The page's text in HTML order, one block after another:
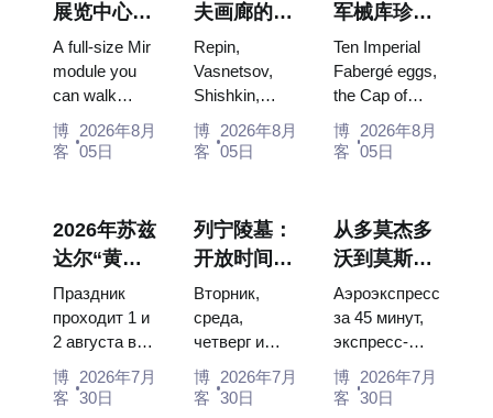
展览中心
“宇宙馆”：
俄罗斯最大
的太空展览
馆内景
A full-size Mir
module you
can walk
through, the
Energia–
descent
capsules and
120 pieces of
flight...
博
客
2026年8月
05日
夫画廊的杰
作：值得为
此安排行程
的画作
Repin,
Vasnetsov,
Shishkin,
Vrubel, Serov
and Surikov
people, where
they hang,
and why
booking the...
博
客
2026年8月
05日
军械库珍
宝：法贝热
彩蛋、宝座
与加冕礼服
Ten Imperial
Fabergé eggs,
the Cap of
Monomakh,
the double
the coronation
dress of
Catherine...
博
客
2026年8月
05日
2026年苏兹
达尔“黄瓜
节”：门
票、日期及
从莫斯科如
何前往
Праздник
проходит 1 и
2 августа в
Музее
деревянного
博
客
2026年7月
30日
列宁陵墓：
开放时间、
入场和与克
里姆林宫的
主要混淆
Вторник,
среда,
четверг и
суббота с
10:00 до
博
客
2026年7月
30日
从多莫杰多
沃到莫斯科
市中心：乘
坐空铁、公
交车或电车
Аэроэкспресс
за 45 минут,
экспресс-
автобус за
450 рублей,
博
客
2026年7月
30日